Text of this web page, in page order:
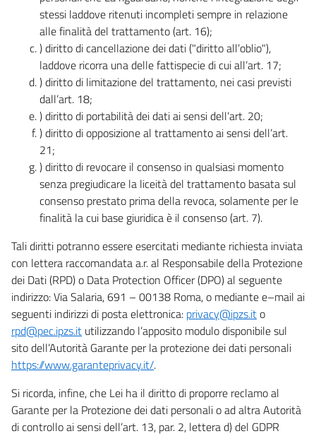
stessi laddove ritenuti incompleti sempre in relazione
alle finalità del trattamento (art. 16);
) diritto di cancellazione dei dati ("diritto all’oblio"),
laddove ricorra una delle fattispecie di cui all’art. 17;
) diritto di limitazione del trattamento, nei casi previsti
dall’art. 18;
) diritto di portabilità dei dati ai sensi dell’art. 20;
) diritto di opposizione al trattamento ai sensi dell’art.
21;
) diritto di revocare il consenso in qualsiasi momento
senza pregiudicare la liceità del trattamento basata sul
consenso prestato prima della revoca, solamente per le
finalità la cui base giuridica è il consenso (art. 7).
Tali diritti potranno essere esercitati mediante richiesta inviata
con lettera raccomandata a.r. al Responsabile della Protezione
dei Dati (RPD) o Data Protection Officer (DPO) al seguente
indirizzo: Via Salaria, 691 – 00138 Roma, o mediante e–mail ai
seguenti indirizzi di posta elettronica: privacy@ipzs.ito
rpd@pec.ipzs.it utilizzando l’apposito modulo disponibile sul
sito dell’Autorità Garante per la protezione dei dati personali
https://www.garanteprivacy.it/.
Si ricorda, infine, che Lei ha il diritto di proporre reclamo al
Garante per la Protezione dei dati personali o ad altra Autorità
di controllo ai sensi dell’art. 13, par. 2, lettera d) del GDPR